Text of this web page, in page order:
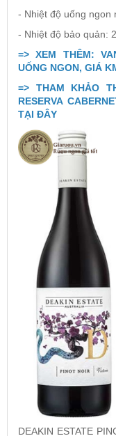
- Nhiệt độ uống ngon
- Nhiệt độ bảo quản:
=> XEM THÊM:
UỐNG NGON, GIÁ
=> THAM KHẢO
RESERVA
TẠI ĐÂY
DEAKIN ESTATE